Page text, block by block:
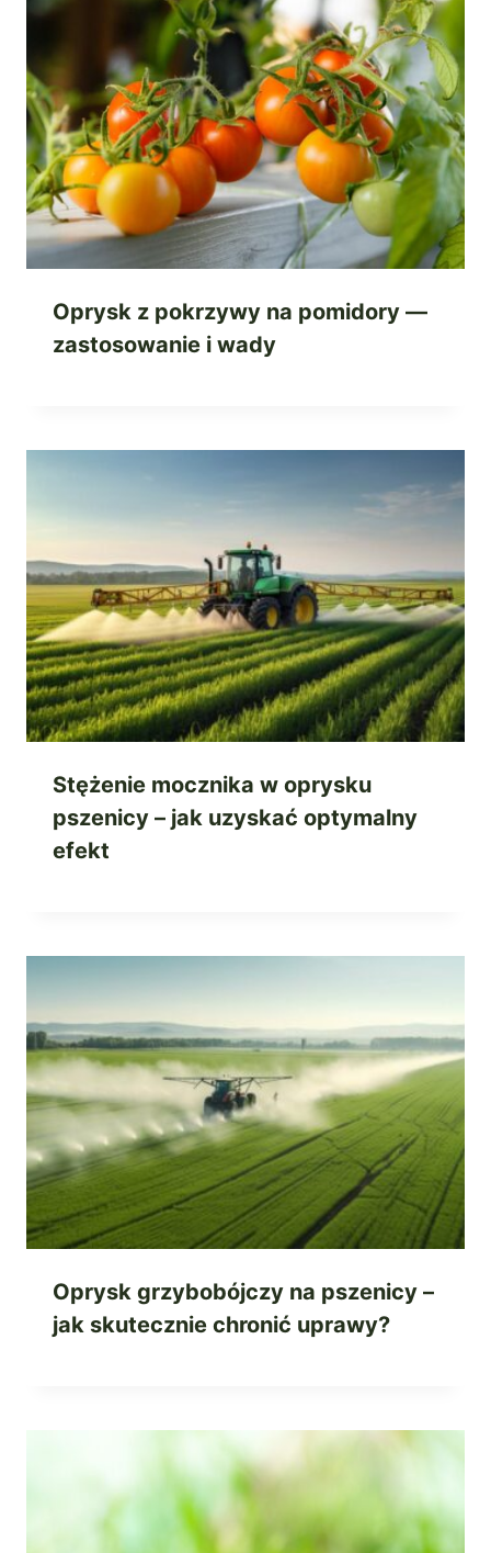
Oprysk z pokrzywy na pomidory —
zastosowanie i wady
Stężenie mocznika w oprysku
pszenicy – jak uzyskać optymalny
efekt
Oprysk grzybobójczy na pszenicy –
jak skutecznie chronić uprawy?